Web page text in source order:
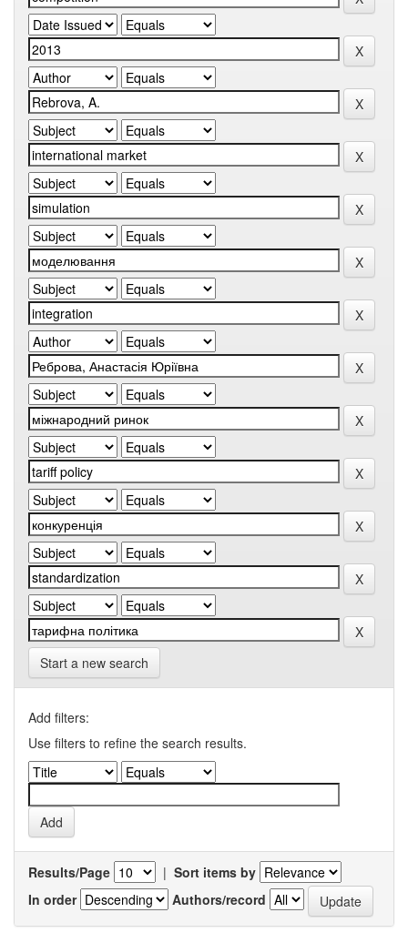
Start a new search
Add filters:
Use filters to refine the search results.
Results/Page | Sort items by
In order
Authors/record